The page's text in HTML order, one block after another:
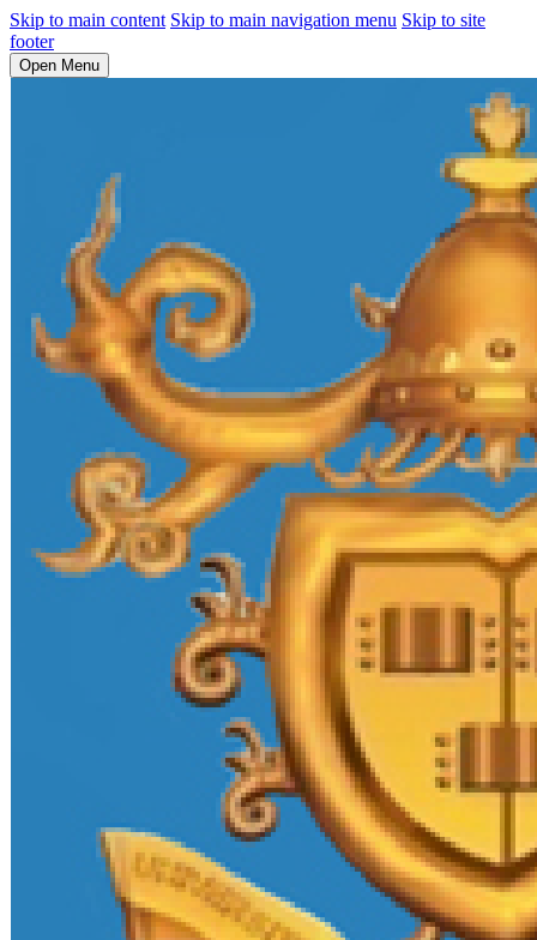
Skip to main content Skip to main navigation menu Skip to site
footer
Open Menu